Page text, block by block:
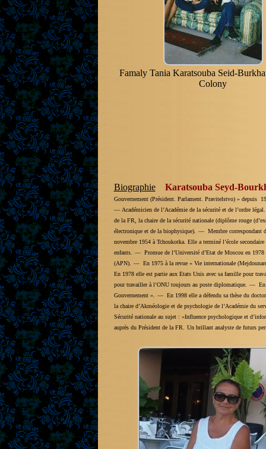
Famaly Tania Karatsouba Seid-
Colony
Biographie Karatsouba Seyd-
Gouvernement (Président. Parlament. Pravitelstvo) » depuis
— Académicien de l’Académie de la sécurité et de l’ordre légal.
de la FR, la chaire de la sécurité nationale (diplôme rouge
électronique et de la biophysique).
— Membre correspondant
novembre 1954 à Tchoukotka. Elle a terminé l’école
enfants.
— Promue de l’Université d’Etat de Moscou en 1978
(APN).
— En 1975 à la revue « Vie internationale
En 1978 elle est partie aux Etats Unis avec sa famille pour
pour travailler à l’ONU toujours au poste diplomatique.
— En
Gouvernement ».
— En 1998 elle a défendu sa thèse du
la chaire d’Akméologie et de psychologie de l’Académie du
Sécurité nationale au sujet : «Influence psychologique et
auprès du Président de la FR.
Un brillant analyste de futurs